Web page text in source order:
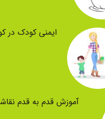
ایمنی کودک در
آموزش قدم به قدم